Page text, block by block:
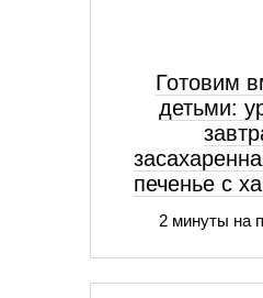
Готовим
детьми:
печенье с
2 минуты на